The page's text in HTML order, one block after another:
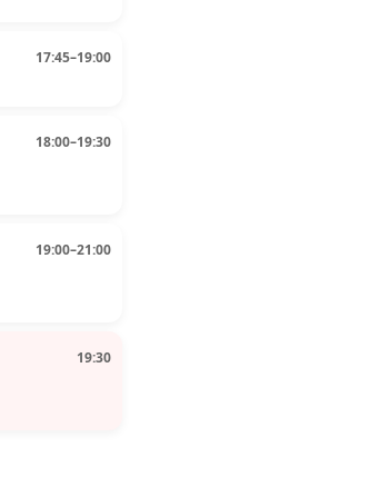
17:45–19:00
18:00–19:30
19:00–21:00
19:30